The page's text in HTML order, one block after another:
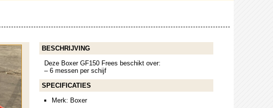
BESCHRIJVING
Deze Boxer GF150 Frees beschikt over:
– 6 messen per schijf
SPECIFICATIES
Merk: Boxer